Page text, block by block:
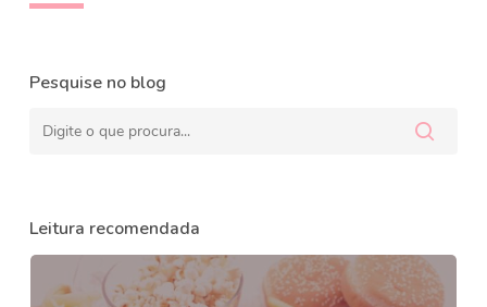
Pesquise no blog
Leitura recomendada